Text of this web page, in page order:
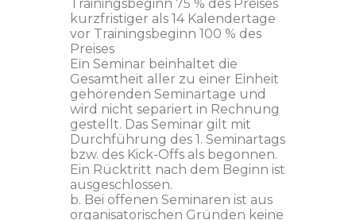
Trainingsbeginn 75 % des Preises
kurzfristiger als 14 Kalendertage
vor Trainingsbeginn 100 % des
Preises
Ein Seminar beinhaltet die
Gesamtheit aller zu einer Einheit
gehörenden Seminartage und
wird nicht separiert in Rechnung
gestellt. Das Seminar gilt mit
Durchführung des 1. Seminartags
bzw. des Kick-Offs als begonnen.
Ein Rücktritt nach dem Beginn ist
ausgeschlossen.
b. Bei offenen Seminaren ist aus
organisatorischen Gründen keine